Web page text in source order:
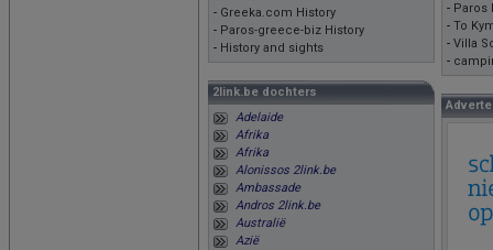
- Greeka.com History
- Paros-greece-biz History
- History and sights
2link.be dochters
Adelaide
Afrika
Afrika
Alonissos 2link.be
Ambassade
Andros 2link.be
Australië
Azië
- Paros
- To
- Villa
-